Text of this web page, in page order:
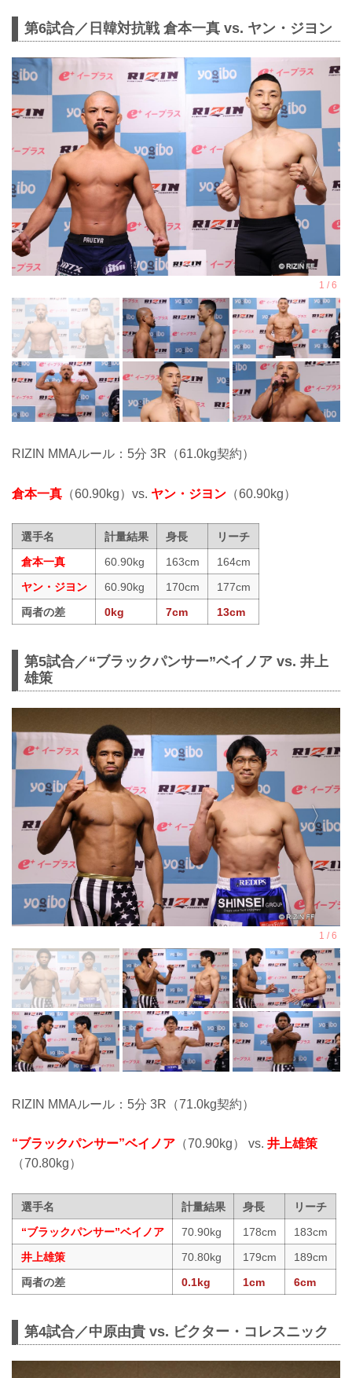
第6試合／⽇韓対抗戦 倉本一真 vs. ヤン・ジヨン
RIZIN MMAルール：5分 3R（61.0kg契約）
倉本一真 （60.90kg）vs. ヤン・ジヨン （60.90kg）
選手名 計量結果 身長
リーチ
倉本一真
60.90kg 163cm
164cm
ヤン・ジヨン
60.90kg 170cm
177cm
両者の差
0kg 7cm 13cm
第5試合／“ブラックパンサー”ベイノア vs. 井上
雄策
RIZIN MMAルール：5分 3R（71.0kg契約）
“ブラックパンサー”ベイノア （70.90kg） vs. 井上雄策
（70.80kg）
選手名 計量結果 身長
リーチ
“ブラックパンサー”ベイノア
70.90kg 178cm
183cm
井上雄策
70.80kg 179cm
189cm
両者の差
0.1kg 1cm 6cm
第4試合／中原由貴 vs. ビクター・コレスニック